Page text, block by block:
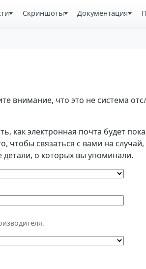
Скриншоты Документация
внимание, что это не система
электронная почта будет
связаться с вами на случай,
о которых вы упоминали.